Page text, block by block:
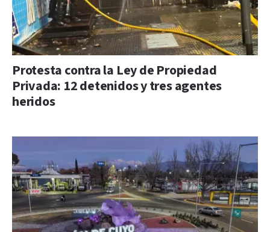
Protesta contra la Ley de Propiedad
Privada: 12 detenidos y tres agentes
heridos